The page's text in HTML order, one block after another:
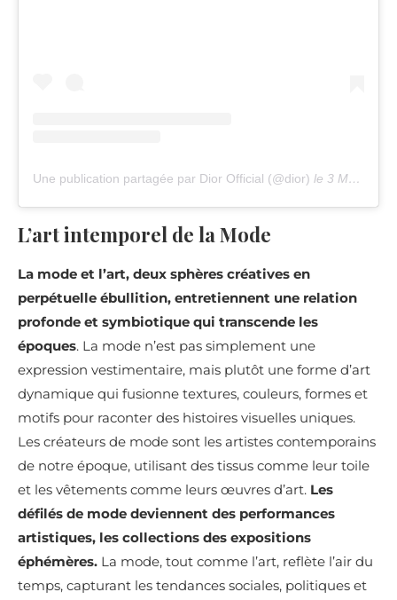
Une publication partagée par Dior Official (@dior) le 3 Mars 2019 à 12 :16 PST
L’art intemporel de la Mode
La mode et l’art, deux sphères créatives en
perpétuelle ébullition, entretiennent une relation
profonde et symbiotique qui transcende les
époques. La mode n’est pas simplement une
expression vestimentaire, mais plutôt une forme d’art
dynamique qui fusionne textures, couleurs, formes et
motifs pour raconter des histoires visuelles uniques.
Les créateurs de mode sont les artistes contemporains
de notre époque, utilisant des tissus comme leur toile
et les vêtements comme leurs œuvres d’art. Les
défilés de mode deviennent des performances
artistiques, les collections des expositions
éphémères. La mode, tout comme l’art, reflète l’air du
temps, capturant les tendances sociales, politiques et